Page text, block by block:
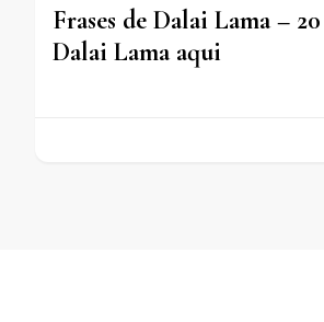
Frases de Dalai Lama –
Dalai Lama aqui